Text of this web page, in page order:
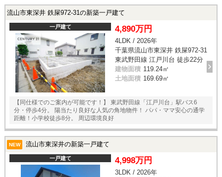
流山市東深井 鉄屎972-31の新築一戸建て
一戸建て 4,890万円
4LDK / 2026年
千葉県流山市東深井 鉄屎972-31
東武野田線 江戸川台 徒歩22分
建物面積 119.24㎡
土地面積 169.69㎡
【同仕様でのご案内が可能です！】 東武野田線「江戸川台」駅バス6
分・停歩4分。 陽当たり良好な人気の角地物件！ パパ・ママ安心の通学
距離！小学校徒歩8分。 周辺環境良好
NEW 流山市東深井の新築一戸建て
一戸建て 4,998万円
3LDK / 2026年